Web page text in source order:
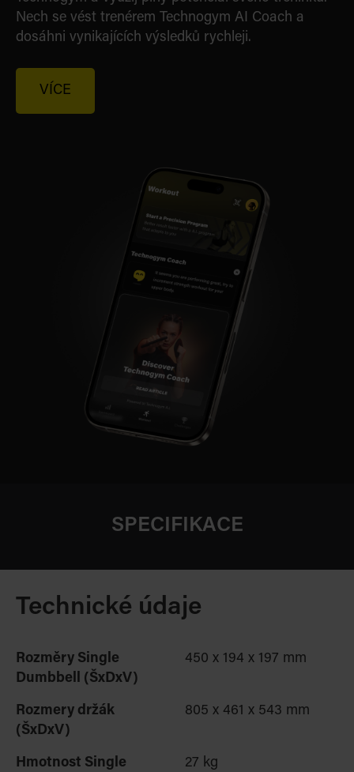
Nech se vést trenérem Technogym AI Coach a
dosáhni vynikajících výsledků rychleji.
VÍCE
SPECIFIKACE
Technické údaje
Rozměry Single
Dumbbell (ŠxDxV)
450 x 194 x 197 mm
Rozmery držák
(ŠxDxV)
805 x 461 x 543 mm
Hmotnost Single
27 kg